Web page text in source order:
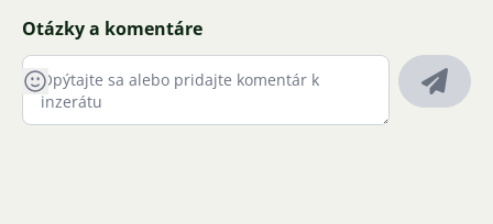
Otázky a komentáre